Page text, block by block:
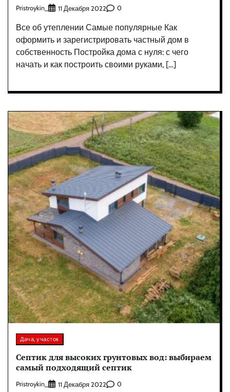
Pristroykin_ 11 Декабря 2022 0
Все об утеплении Самые популярные Как
оформить и зарегистрировать частный дом в
собственность Постройка дома с нуля: с чего
начать и как построить своими руками, […]
Дача, участок
Септик для высоких грунтовых вод: выбираем
самый подходящий септик
Pristroykin_ 11 Декабря 2022 0